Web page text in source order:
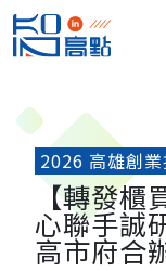
2026 高雄創
【轉發
心聯手誠
高市府合